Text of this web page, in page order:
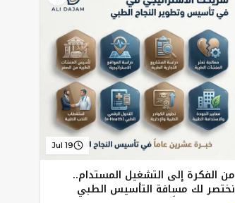
Jul 19
من الفكرة إلى التشغيل المستدام..
نختصر لك مسافة التأسيس الطبي